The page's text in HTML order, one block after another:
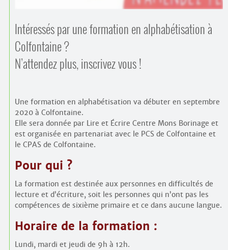
Intéressés par une formation en alphabétisation à
Colfontaine ?
N’attendez plus, inscrivez vous !
Une formation en alphabétisation va débuter en septembre
2020 à Colfontaine.
Elle sera donnée par Lire et Écrire Centre Mons Borinage et
est organisée en partenariat avec le PCS de Colfontaine et
le CPAS de Colfontaine.
Pour qui ?
La formation est destinée aux personnes en difficultés de
lecture et d’écriture, soit les personnes qui n’ont pas les
compétences de sixième primaire et ce dans aucune langue.
Horaire de la formation :
Lundi, mardi et jeudi de 9h à 12h.